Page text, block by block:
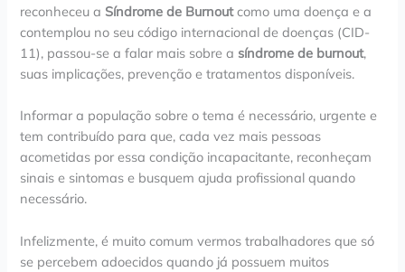
reconheceu a Síndrome de Burnoutcomo uma doença e a
contemplou no seu código internacional de doenças (CID-
11), passou-se a falar mais sobre a síndrome de burnout,
suas implicações, prevenção e tratamentos disponíveis.
Informar a população sobre o tema é necessário, urgente e
tem contribuído para que, cada vez mais pessoas
acometidas por essa condição incapacitante, reconheçam
sinais e sintomas e busquem ajuda profissional quando
necessário.
Infelizmente, é muito comum vermos trabalhadores que só
se percebem adoecidos quando já possuem muitos